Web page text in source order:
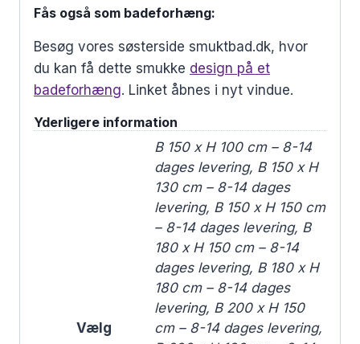
Fås også som badeforhæng:
Besøg vores søsterside smuktbad.dk, hvor
du kan få dette smukke design på et
badeforhæng. Linket åbnes i nyt vindue.
Yderligere information
Vælg
B 150 x H 100 cm – 8-14
dages levering, B 150 x H
130 cm – 8-14 dages
levering, B 150 x H 150 cm
– 8-14 dages levering, B
180 x H 150 cm – 8-14
dages levering, B 180 x H
180 cm – 8-14 dages
levering, B 200 x H 150
cm – 8-14 dages levering,